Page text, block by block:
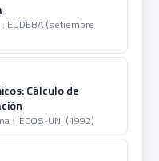
EUDEBA (setiembre
Cálculo de
: IECOS-UNI (1992)